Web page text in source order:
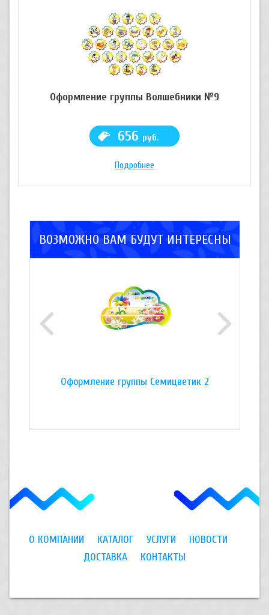
Оформление группы Волшебники №9
656 руб.
Подробнее
ВОЗМОЖНО ВАМ БУДУТ ИНТЕРЕСНЫ
Оформление группы Семицветик 2
О КОМПАНИИ КАТАЛОГ УСЛУГИ
НОВОСТИ
ДОСТАВКА
КОНТАКТЫ